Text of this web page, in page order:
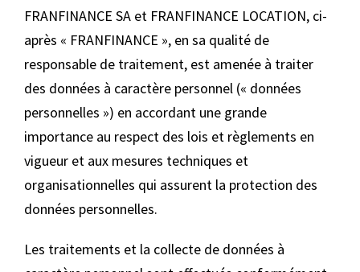
FRANFINANCE SA et FRANFINANCE LOCATION, ci-
après « FRANFINANCE », en sa qualité de
responsable de traitement, est amenée à traiter
des données à caractère personnel (« données
personnelles ») en accordant une grande
importance au respect des lois et règlements en
vigueur et aux mesures techniques et
organisationnelles qui assurent la protection des
données personnelles.
Les traitements et la collecte de données à